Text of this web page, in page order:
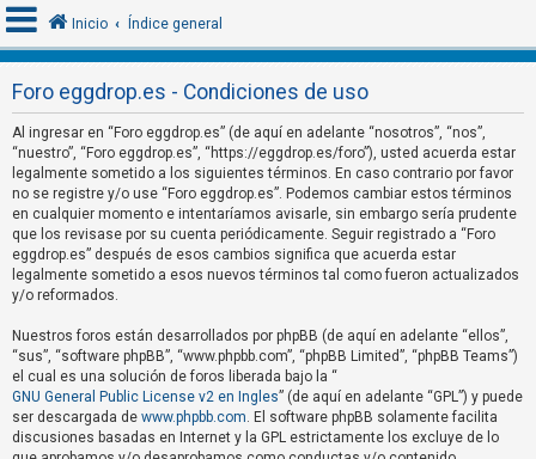
I
d
e
n
t
i
f
i
c
a
r
s
Inicio Índice general
Foro eggdrop.es - Condiciones de uso
Al ingresar en “Foro eggdrop.es” (de aquí en adelante “nosotros”, “nos”,
“nuestro”, “Foro eggdrop.es”, “https://eggdrop.es/foro”), usted acuerda estar
legalmente sometido a los siguientes términos. En caso contrario por favor
no se registre y/o use “Foro eggdrop.es”. Podemos cambiar estos términos
en cualquier momento e intentaríamos avisarle, sin embargo sería prudente
que los revisase por su cuenta periódicamente. Seguir registrado a “Foro
eggdrop.es” después de esos cambios significa que acuerda estar
legalmente sometido a esos nuevos términos tal como fueron actualizados
y/o reformados.
Nuestros foros están desarrollados por phpBB (de aquí en adelante “ellos”,
“sus”, “software phpBB”, “www.phpbb.com”, “phpBB Limited”, “phpBB Teams”)
el cual es una solución de foros liberada bajo la “
GNU General Public License v2 en Ingles” (de aquí en adelante “GPL”) y puede
ser descargada de www.phpbb.com. El software phpBB solamente facilita
discusiones basadas en Internet y la GPL estrictamente los excluye de lo